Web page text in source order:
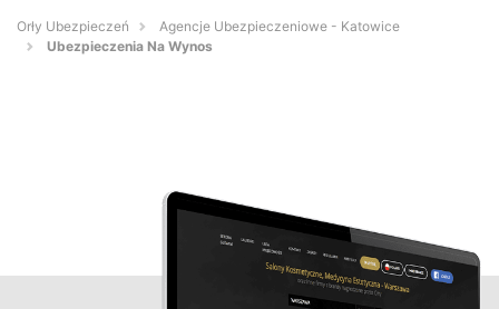
Orły Ubezpieczeń
Agencje Ubezpieczeniowe - Katowice
Ubezpieczenia Na Wynos